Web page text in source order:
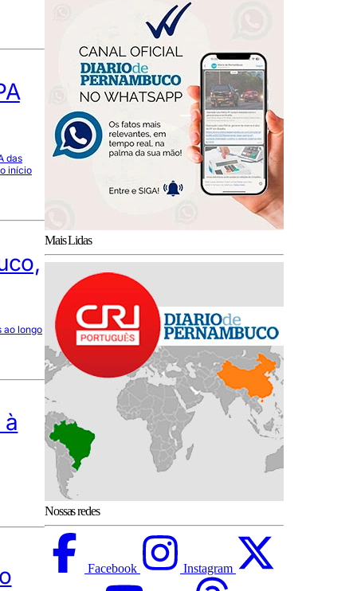
das
início
ao longo
Mais Lidas
Nossas redes
Facebook Instagram